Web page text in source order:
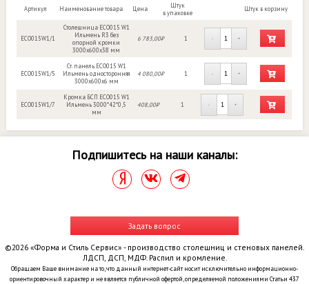
Артикул Наименование товара Цена
Штук
в упаковке
Штук в корзину
ECO015W1/1
Столешница ECO015 W1
Ильмень R3 без
опорной кромки
3000х600х38 мм
6 783,00₽ 1 - +
ECO015W1/5
Ст. панель ECO015 W1
Ильмень односторонняя
3000х600х6 мм
4 080,00₽ 1 - +
ECO015W1/7
Кромка БСП ECO015 W1
Ильмень 3000*42*0,5
мм
408,00₽ 1 - +
Подпишитесь на наши каналы:
Задать вопрос
©2026 «Форма и Стиль Сервис» - производство столешниц и стеновых панелей.
ЛДСП, ДСП, МДФ. Распил и кромление.
Обращаем Ваше внимание на то, что данный интернет-сайт носит исключительно информационно-
ориентировочный характер и не является публичной офертой, определяемой положениями Статьи 437